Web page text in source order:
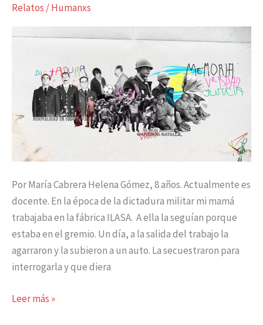
Relatos /Humanxs
Por María Cabrera Helena Gómez, 8 años. Actualmente es
docente. En la época de la dictadura militar mi mamá
trabajaba en la fábrica ILASA. A ella la seguían porque
estaba en el gremio. Un día, a la salida del trabajo la
agarraron y la subieron a un auto. La secuestraron para
interrogarla y que diera
para
interrogarla»
Leer más »